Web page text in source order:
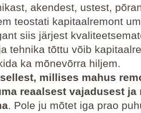
akendest, ustest,
teostati kapitaalremont
siis järjest
tehnika tõttu võib
ka mõnevõrra hiljem.
millises mahus
reaalsest vajadusest ja
. Pole ju mõtet iga prao